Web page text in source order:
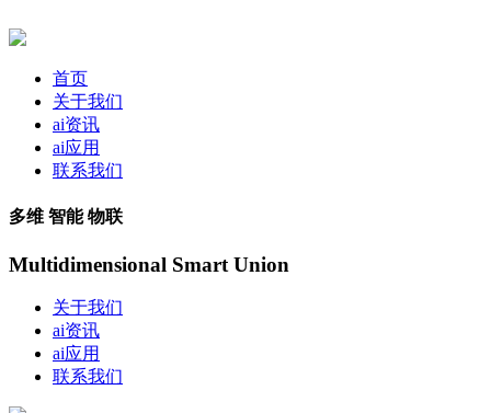
首页
关于我们
ai资讯
ai应用
联系我们
多维 智能 物联
Multidimensional Smart Union
关于我们
ai资讯
ai应用
联系我们